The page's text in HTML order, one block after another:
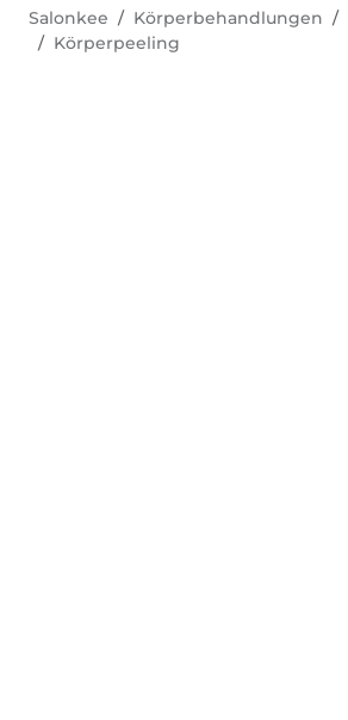
Salonkee Körperbehandlungen
Körperpeeling